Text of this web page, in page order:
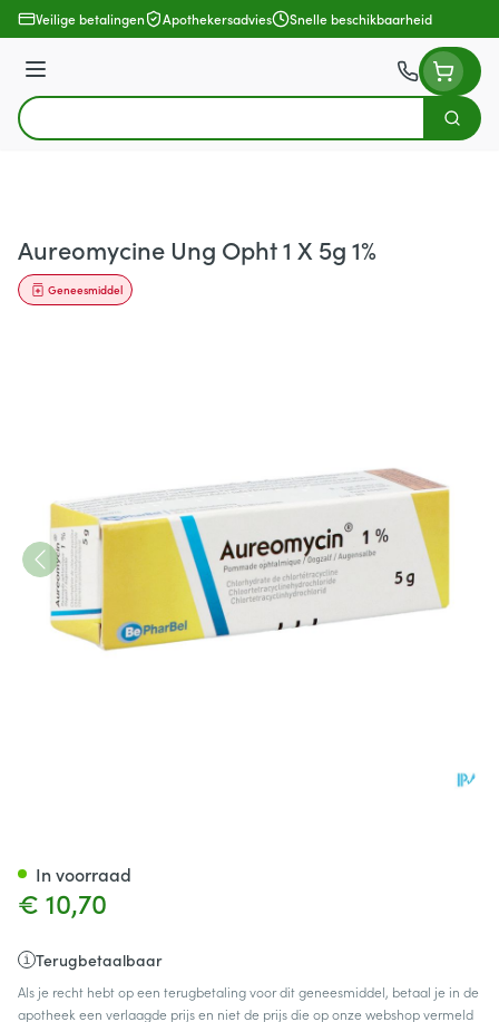
Ga naar de inhoud
Veilige betalingen Apothekersadvies Snelle beschikbaarheid
Menu
Product, merk, categorie...
Zoek
Aureomycine Ung Opht 1 X 5g 1%
Geneesmiddel
€ 10,70
Terugbetaalbaar
Als je recht hebt op een terugbetaling voor dit geneesmiddel, betaal je in de
apotheek een verlaagde prijs en niet de prijs die op onze webshop vermeld
In voorraad